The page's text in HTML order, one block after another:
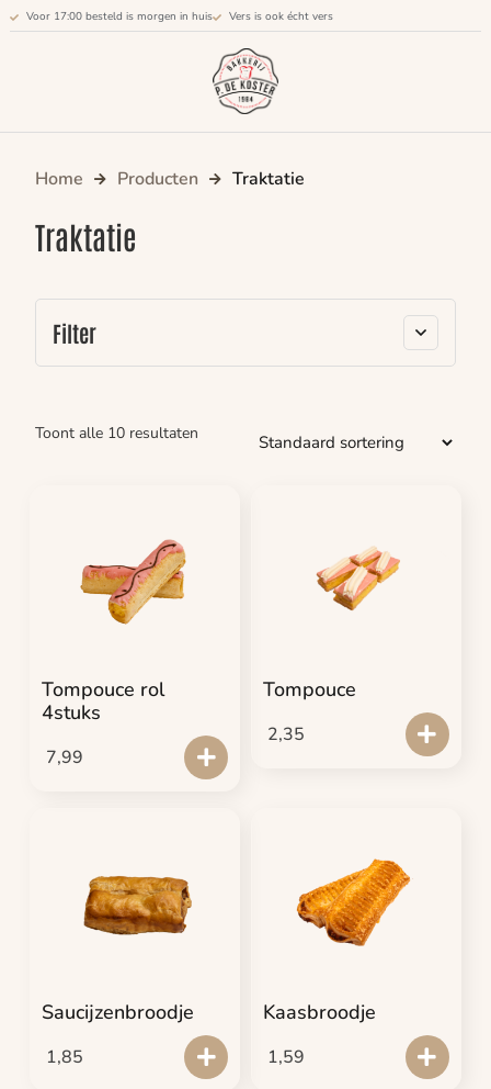
Voor 17:00 besteld is morgen in huis Vers is ook écht vers
Home Producten Traktatie
Traktatie
Filter
Toont alle 10 resultaten
Tompouce rol
4stuks
7,99
Tompouce
2,35
Saucijzenbroodje
1,85
Kaasbroodje
1,59